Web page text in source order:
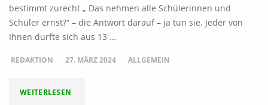
FFG"
bestimmt zurecht „ Das nehmen alle Schülerinnen und
Schüler ernst?“ – die Antwort darauf – ja tun sie. Jeder von
Ihnen durfte sich aus 13 …
REDAKTION 27. MÄRZ 2024 ALLGEMEIN
WEITERLESEN